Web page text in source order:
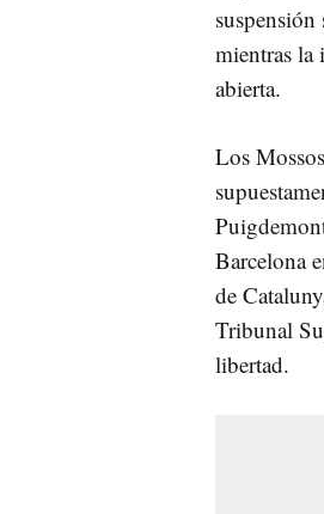
mientras la
abierta.
Los
Barcelona
de
Tribunal
libertad.